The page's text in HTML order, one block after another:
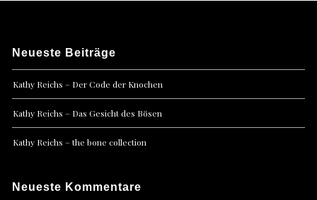
Neueste Beiträge
Kathy Reichs – Der Code der Knochen
Kathy Reichs – Das Gesicht des Bösen
Kathy Reichs – the bone collection
Neueste Kommentare